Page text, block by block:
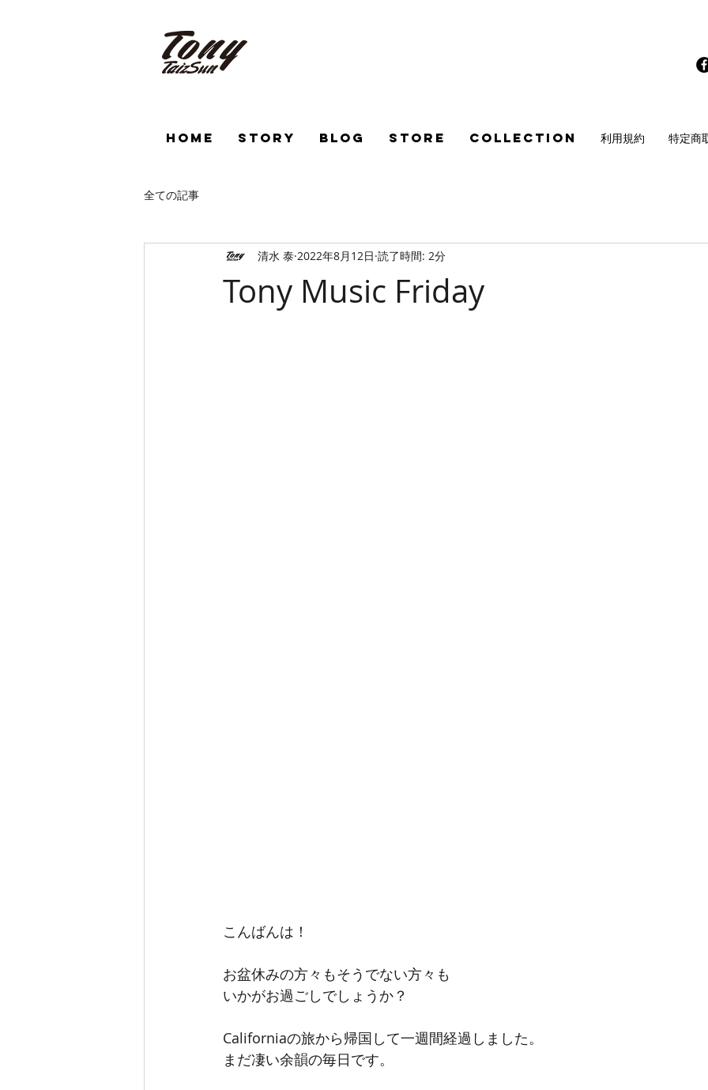
HOME STORY BLOG STORE COLLECTION 利用規約 特定商
全ての記事
Tony Music Friday
清水 泰 2022年8月12日 読了時間: 2分
こんばんは！
お盆休みの方々もそうでない方々も
いかがお過ごしでしょうか？
Californiaの旅から帰国して一週間経過しました。
まだ凄い余韻の毎日です。